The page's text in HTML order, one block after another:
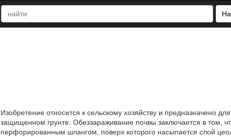
Изобретение относится к сельскому хозяйству и предназначено
защищенном грунте. Обеззараживание почвы заключается в том,
перфорированным шлангом, поверх которого насыпается слой